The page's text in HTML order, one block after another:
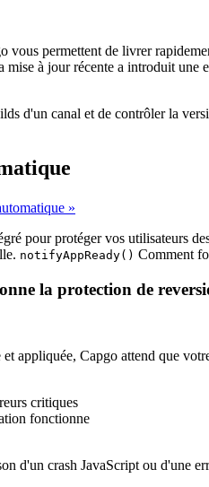
vous permettent de livrer
mise à jour récente a introduit
d'un canal et de contrôler la
»
pour protéger vos utilisateurs
notifyAppReady() Comment
la protection de
appliquée, Capgo attend que
critiques
fonctionne
d'un crash JavaScript ou d'une